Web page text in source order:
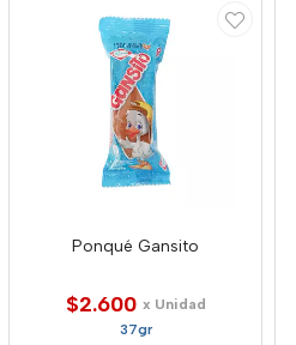
Ponqué Gansito
$2.600 x Unidad
37gr